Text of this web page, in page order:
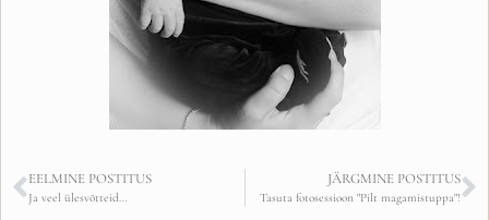
EELMINE POSTITUS
Ja veel ülesvõtteid…
JÄRGMINE POSTITUS
Tasuta fotosessioon "Pilt magamistuppa"!